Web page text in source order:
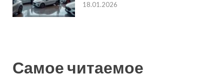
18.01.2026
Самое читаемое